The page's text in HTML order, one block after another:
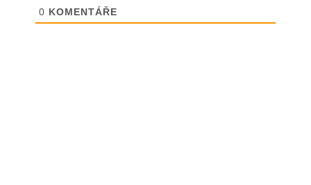
0 KOMENTÁŘE